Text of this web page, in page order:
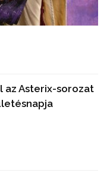
az Asterix-sorozat